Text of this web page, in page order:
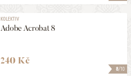
8/10
KOLEKTIV
Adobe Acrobat 8
240 Kč